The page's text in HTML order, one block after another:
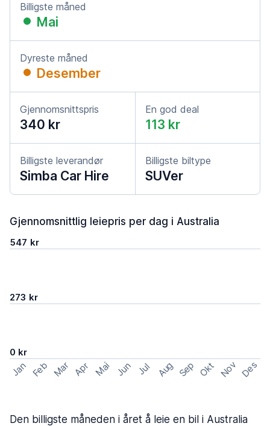
Billigste måned
Mai
Dyreste måned
Desember
Gjennomsnittspris
340 kr
En god deal
113 kr
Billigste leverandør
Simba Car Hire
Billigste biltype
SUVer
Gjennomsnittlig leiepris per dag i Australia
547 kr
273 kr
0 kr
Jan Feb Mar Apr Mai Jun Jul Aug Sep Okt Nov Des
Den billigste måneden i året å leie en bil i Australia